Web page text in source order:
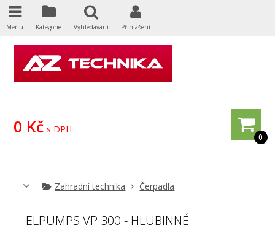
0
0 Kč s DPH
Zahradní technika Čerpadla
ELPUMPS VP 300 - HLUBINNÉ
Menu Kategorie Vyhledávání Přihlášení